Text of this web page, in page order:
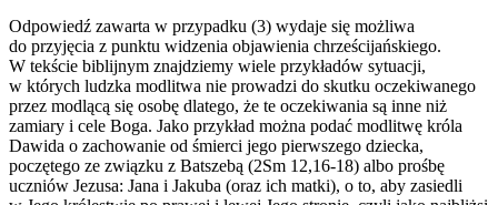
Odpowiedź zawarta w przypadku (3) wydaje się możliwa
do przyjęcia z punktu widzenia objawienia chrześcijańskiego.
W tekście biblijnym znajdziemy wiele przykładów sytuacji,
w których ludzka modlitwa nie prowadzi do skutku oczekiwanego
przez modlącą się osobę dlatego, że te oczekiwania są inne niż
zamiary i cele Boga. Jako przykład można podać modlitwę króla
Dawida o zachowanie od śmierci jego pierwszego dziecka,
poczętego ze związku z Batszebą (2Sm 12,16-18) albo prośbę
uczniów Jezusa: Jana i Jakuba (oraz ich matki), o to, aby zasiedli